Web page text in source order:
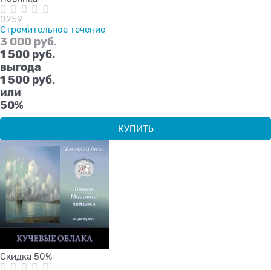
0259
Стремительное течение
3 000 руб.
1 500 руб.
выгода
1 500 руб.
или
50%
КУПИТЬ
Скидка 50%